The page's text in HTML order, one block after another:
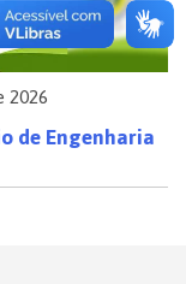
de Engenharia